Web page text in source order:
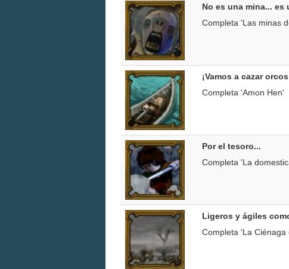
No es una mina... es
Completa 'Las minas
¡Vamos a cazar
Completa 'Amon Hen'
Por el tesoro...
Completa 'La
Ligeros y ágiles
Completa 'La Ciénaga